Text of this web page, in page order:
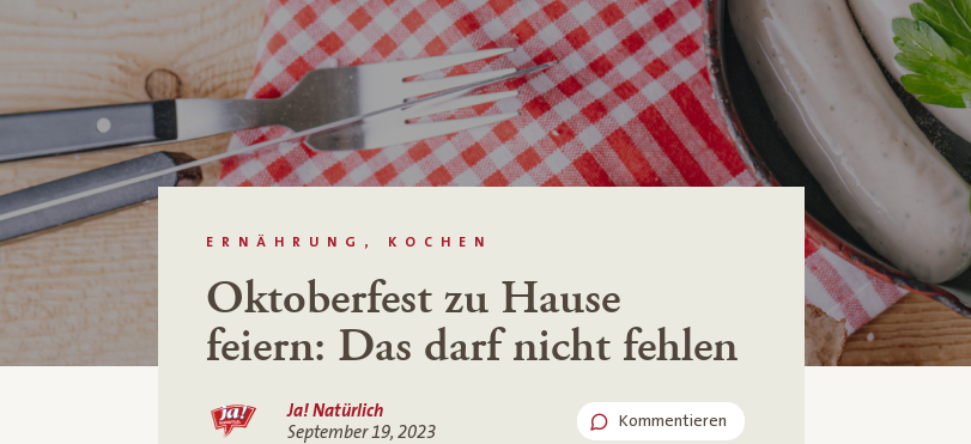
ERNÄHRUNG, KOCHEN
Oktoberfest zu Hause
feiern: Das darf nicht fehlen
Ja! Natürlich
September 19, 2023
Kommentieren